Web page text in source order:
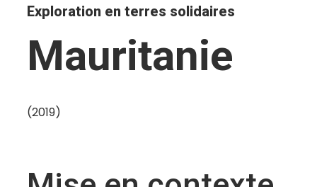
Exploration en terres solidaires
Mauritanie
(2019)